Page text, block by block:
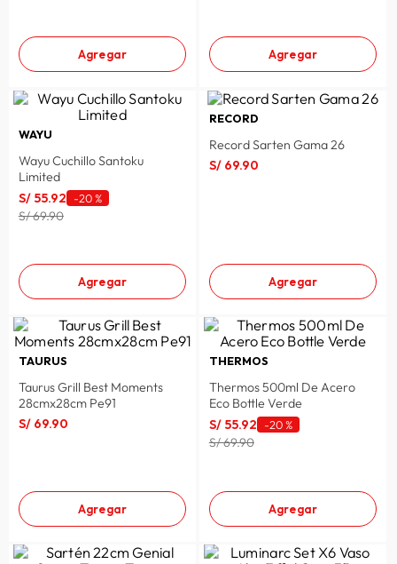
Agregar Agregar
WAYU
Wayu Cuchillo Santoku
Limited
S/ 55.92 -20 %
S/ 69.90
Agregar
RECORD
Record Sarten Gama 26
S/ 69.90
Agregar
TAURUS
Taurus Grill Best Moments
28cmx28cm Pe91
S/ 69.90
Agregar
THERMOS
Thermos 500ml De Acero
Eco Bottle Verde
S/ 55.92 -20 %
S/ 69.90
Agregar